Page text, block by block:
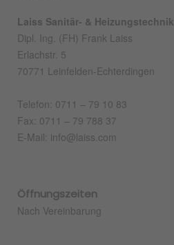
Laiss Sanitär- & Heizungstechnik
Dipl. Ing. (FH) Frank Laiss
Erlachstr. 5
70771 Leinfelden-Echterdingen
Telefon: 0711 – 79 10 83
Fax: 0711 – 79 788 37
E-Mail: info@laiss.com
Öffnungszeiten
Nach Vereinbarung